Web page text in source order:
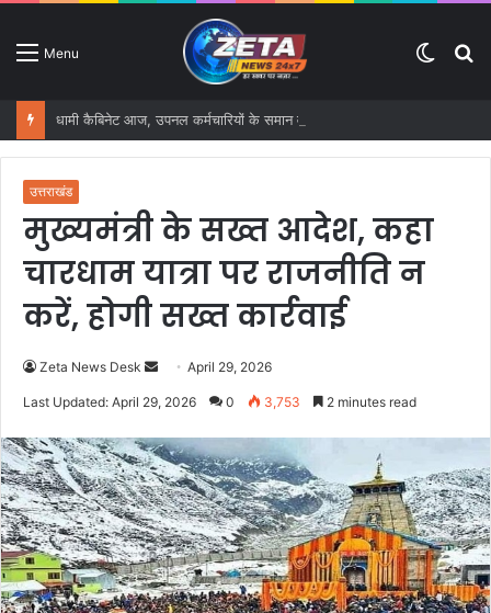
Menu
Switch
उत्तराखंड
मुख्यमंत्री के सख्त आदेश, कहा
चारधाम यात्रा पर राजनीति न
करें, होगी सख्त कार्रवाई
Zeta News Desk
d
a
n
e
m
a
i
April 29, 2026
Last Updated: April 29, 2026 0 3,753 2 minutes read